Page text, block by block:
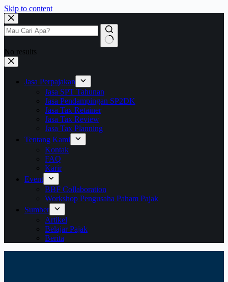
Skip to content
No results
Jasa Perpajakan
Jasa SPT Tahunan
Jasa Pendampingan SP2DK
Jasa Tax Retainer
Jasa Tax Review
Jasa Tax Planning
Tentang Kami
Kontak
FAQ
Karir
Event
BBF Collaboration
Workshop Pengusaha Paham Pajak
Sumber
Artikel
Belajar Pajak
Berita